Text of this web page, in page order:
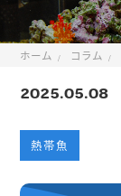
ホーム コラム
2025.05.08
熱帯魚